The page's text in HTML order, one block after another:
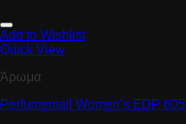
Add to Wishlist
Quick View
Άρωμα
Perfumemall Women’s EDP 605